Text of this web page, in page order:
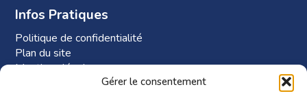
Gérer le consentement
Infos Pratiques
Politique de confidentialité
Plan du site
Mentions légales
Plan d’accès à Phi-RH